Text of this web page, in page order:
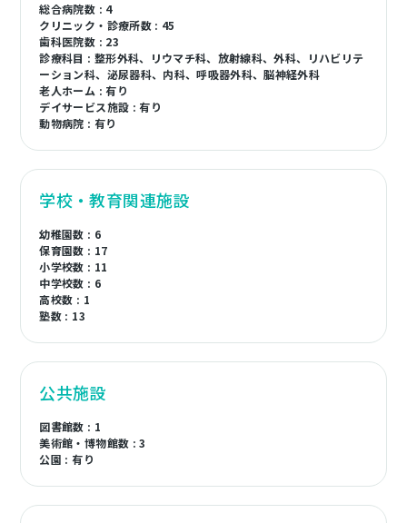
総合病院数 : 4
クリニック・診療所数 : 45
歯科医院数 : 23
診療科目 : 整形外科、リウマチ科、放射線科、外科、リハビリテ
ーション科、泌尿器科、内科、呼吸器外科、脳神経外科
老人ホーム : 有り
デイサービス施設 : 有り
動物病院 : 有り
学校・教育関連施設
幼稚園数 : 6
保育園数 : 17
小学校数 : 11
中学校数 : 6
高校数 : 1
塾数 : 13
公共施設
図書館数 : 1
美術館・博物館数 : 3
公園 : 有り